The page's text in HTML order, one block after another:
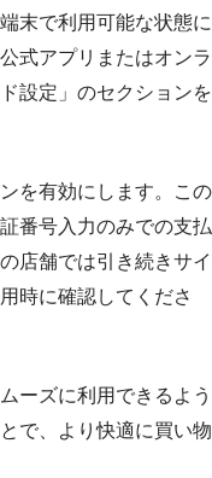
末で利用可能な状態に
式アプリまたはオンラ
設定」のセクションを
を有効にします。この
番号入力のみでの支払
店舗では引き続きサイ
時に確認してくださ
ーズに利用できるよう
で、より快適に買い物